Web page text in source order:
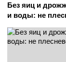
Без яиц и
и воды: не